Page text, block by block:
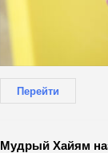
Перейти
Мудрый Хайям